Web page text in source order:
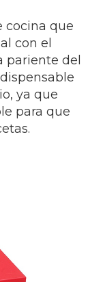
cocina que
con el
pariente del
ya que
para que